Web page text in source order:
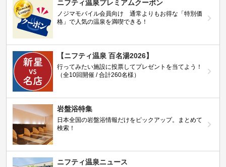
ニフティ温泉プレミアムクーポン
ノジマモバイル会員向け 通常よりもお得な「特別価
格」で人気の温泉を満喫できる！
【ニフティ温泉 百名湯2026】
行ってみたい施設に投票してプレゼントを当てよう！
（全10回開催 / 合計260名様）
岩盤浴特集
日本全国の岩盤浴情報だけをピックアップ。まとめて
検索！
ニフティ温泉ニュース